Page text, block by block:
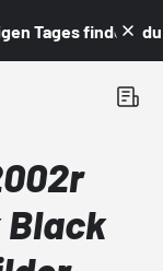
Tages findest du
Black